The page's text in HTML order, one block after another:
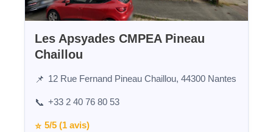
Les Apsyades CMPEA Pineau
Chaillou
📌 12 Rue Fernand Pineau Chaillou, 44300 Nantes
📞 +33 2 40 76 80 53
⭐ 5/5 (1 avis)